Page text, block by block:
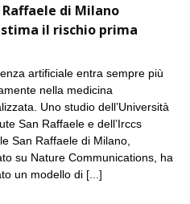
di Milano
il rischio prima
artificiale entra sempre più
nella medicina
Uno studio dell’Università
San Raffaele e dell’Irccs
San Raffaele di Milano,
su Nature Communications, ha
un modello di [...]